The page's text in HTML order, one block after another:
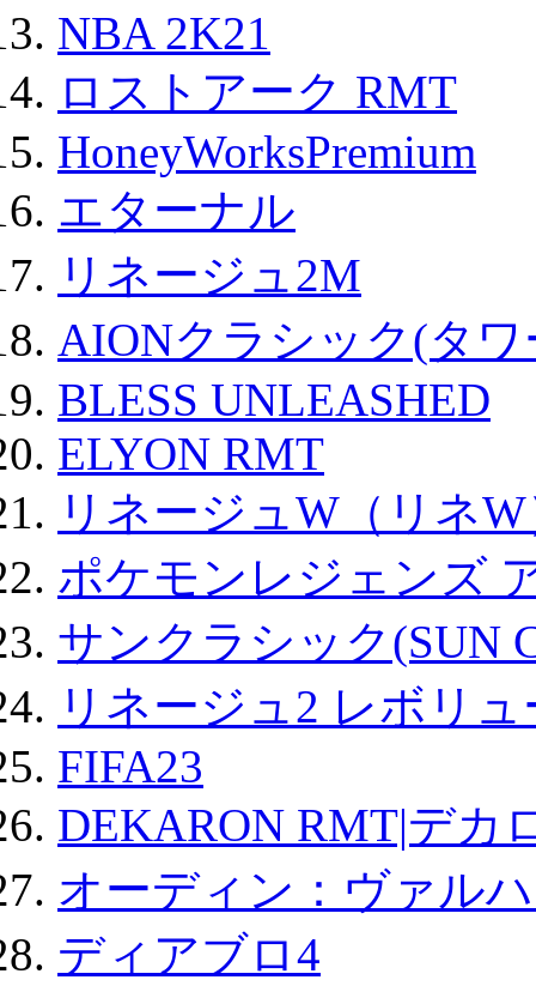
NBA 2K21
ロストアーク RMT
HoneyWorksPremium
エターナル
リネージュ2M
AIONクラシック(タ
BLESS UNLEASHED
ELYON RMT
リネージュW（リネ
ポケモンレジェンズ
サンクラシック(SUN
リネージュ2 レボリ
FIFA23
DEKARON RMT|デカ
オーディン：ヴァル
ディアブロ4